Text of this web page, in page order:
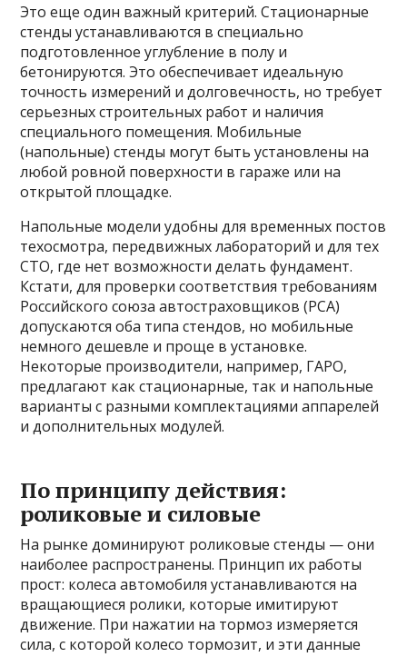
Это еще один важный критерий. Стационарные
стенды устанавливаются в специально
подготовленное углубление в полу и
бетонируются. Это обеспечивает идеальную
точность измерений и долговечность, но требует
серьезных строительных работ и наличия
специального помещения. Мобильные
(напольные) стенды могут быть установлены на
любой ровной поверхности в гараже или на
открытой площадке.
Напольные модели удобны для временных постов
техосмотра, передвижных лабораторий и для тех
СТО, где нет возможности делать фундамент.
Кстати, для проверки соответствия требованиям
Российского союза автостраховщиков (РСА)
допускаются оба типа стендов, но мобильные
немного дешевле и проще в установке.
Некоторые производители, например, ГАРО,
предлагают как стационарные, так и напольные
варианты с разными комплектациями аппарелей
и дополнительных модулей.
По принципу действия:
роликовые и силовые
На рынке доминируют роликовые стенды — они
наиболее распространены. Принцип их работы
прост: колеса автомобиля устанавливаются на
вращающиеся ролики, которые имитируют
движение. При нажатии на тормоз измеряется
сила, с которой колесо тормозит, и эти данные